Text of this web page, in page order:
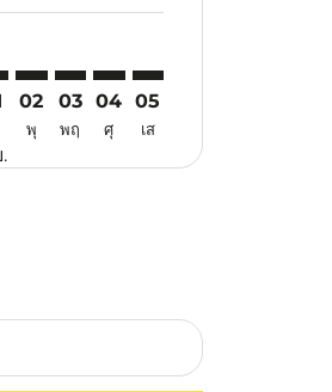
02
พุ
03
พฤ
04
ศุ
05
เส